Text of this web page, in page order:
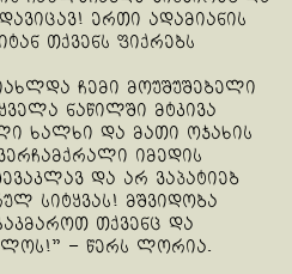
ერთი ადამიანის
თქვენს ფიქრებს
ჩემი მოუშუშებელი
ნაწილში მტკივა
ხალხი და მათი ოჯახის
იმედის
და არ ვაპატიებ
სიტყვას! მშვიდობა
თქვენც და
– წერს ლორია.